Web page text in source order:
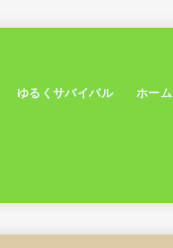
ゆるくサバイバル ホーム